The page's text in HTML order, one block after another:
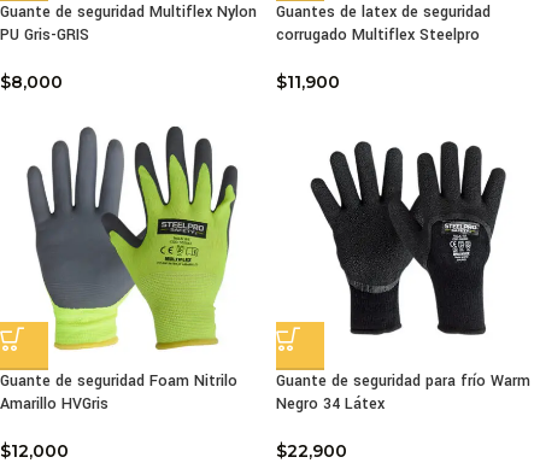
Guante de seguridad Multiflex Nylon
PU Gris-GRIS
$8,000
Guantes de latex de seguridad
corrugado Multiflex Steelpro
$11,900
Guante de seguridad Foam Nitrilo
Amarillo HVGris
$12,000
Guante de seguridad para frío Warm
Negro 34 Látex
$22,900